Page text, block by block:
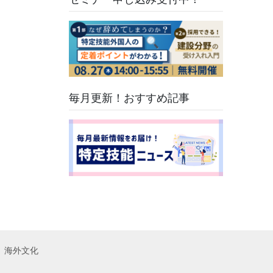
たい注意点も解
毎月更新！おすすめ記事
海外文化